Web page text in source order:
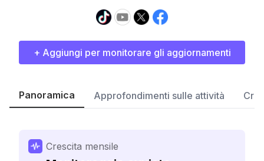
+ Aggiungi per monitorare gli aggiornamenti
Panoramica Approfondimenti sulle attività
Crescita mensile